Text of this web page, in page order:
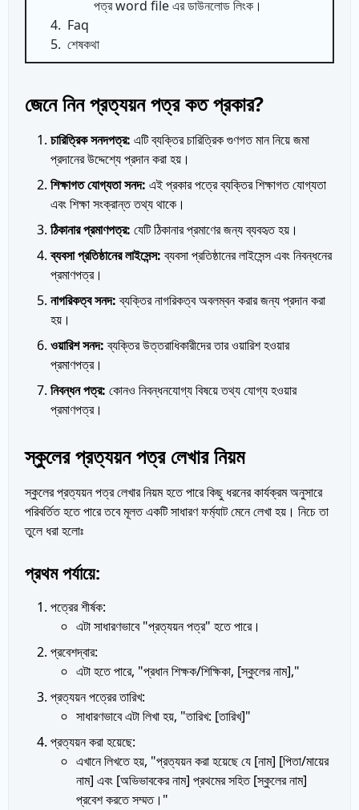
পত্র word file এর ডাউনলোড লিংক।
4. Faq
5. শেষকথা
জেনে ‍নিন প্রত্যয়ন পত্র কত প্রকার?
চারিত্রিক সনদপত্র: এটি ব্যক্তির চারিত্রিক গুণগত মান নিয়ে জমা
প্রদানের উদ্দেশ্যে প্রদান করা হয়।
শিক্ষাগত যোগ্যতা সনদ: এই প্রকার পত্রে ব্যক্তির শিক্ষাগত যোগ্যতা
এবং শিক্ষা সংক্রান্ত তথ্য থাকে।
ঠিকানার প্রমাণপত্র: যেটি ঠিকানার প্রমাণের জন্য ব্যবহৃত হয়।
ব্যবসা প্রতিষ্ঠানের লাইসেন্স:ব্যবসা প্রতিষ্ঠানের লাইসেন্স এবং নিবন্ধনের
প্রমাণপত্র।
নাগরিকত্ব সনদ:ব্যক্তির নাগরিকত্ব অবলম্বন করার জন্য প্রদান করা
হয়।
ওয়ারিশ সনদ:ব্যক্তির উত্তরাধিকারীদের তার ওয়ারিশ হওয়ার
প্রমাণপত্র।
নিবন্ধন পত্র: কোনও নিবন্ধনযোগ্য বিষয়ে তথ্য যোগ্য হওয়ার
প্রমাণপত্র।
স্কুলের প্রত্যয়ন পত্র লেখার নিয়ম
স্কুলের প্রত্যয়ন পত্র লেখার নিয়ম হতে পারে কিছু ধরনের কার্যক্রম অনুসারে
পরিবর্তিত হতে পারে তবে মূলত একটি সাধারণ ফর্ম্যাট মেনে লেখা হয়। নিচে তা
তুলে ধরা হলোঃ
প্রথম পর্যায়ে:
পত্রের শীর্ষক:
এটা সাধারণভাবে "প্রত্যয়ন পত্র" হতে পারে।
প্রবেশদ্বার:
এটা হতে পারে, "প্রধান শিক্ষক/শিক্ষিকা, [স্কুলের নাম],"
প্রত্যয়ন পত্রের তারিখ:
সাধারণভাবে এটা লিখা হয়, "তারিখ: [তারিখ]"
প্রত্যয়ন করা হয়েছে:
এখানে লিখতে হয়, "প্রত্যয়ন করা হয়েছে যে [নাম] [পিতা/মায়ের
নাম] এবং [অভিভাবকের নাম] প্রথমের সহিত [স্কুলের নাম]
প্রবেশ করতে সম্মত।"